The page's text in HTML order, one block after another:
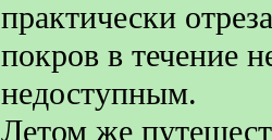
практически
покров в течение
недоступным.
Летом же